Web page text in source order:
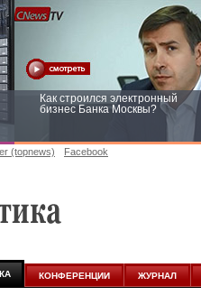
Как строился электронный
бизнес Банка Москвы?
(topnews) Facebook
КОНФЕРЕНЦИИ ЖУРНАЛ